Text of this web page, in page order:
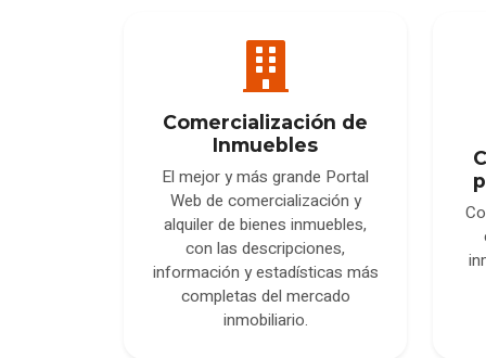
Comercialización de
Inmuebles
El mejor y más grande Portal
Web de comercialización y
alquiler de bienes inmuebles,
con las descripciones,
información y estadísticas más
completas del mercado
inmobiliario.